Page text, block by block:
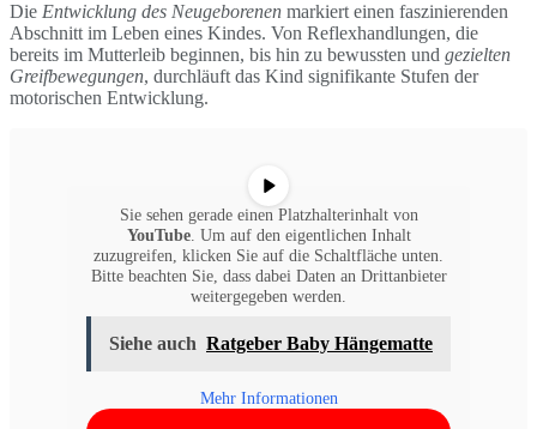
Die Entwicklung des Neugeborenen markiert einen faszinierenden
Abschnitt im Leben eines Kindes. Von Reflexhandlungen, die
bereits im Mutterleib beginnen, bis hin zu bewussten und gezielten
Greifbewegungen, durchläuft das Kind signifikante Stufen der
motorischen Entwicklung.
Sie sehen gerade einen Platzhalterinhalt von
YouTube. Um auf den eigentlichen Inhalt
zuzugreifen, klicken Sie auf die Schaltfläche unten.
Bitte beachten Sie, dass dabei Daten an Drittanbieter
weitergegeben werden.
Siehe auch Ratgeber Baby Hängematte
Mehr Informationen